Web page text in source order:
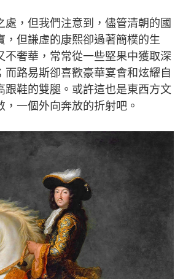
處，但我們注意到，儘管清朝的國
，但謙虛的康熙卻過著簡樸的生
不奢華，常常從一些堅果中獲取深
而路易斯卻喜歡豪華宴會和炫耀自
跟鞋的雙腿。或許這也是東西方文
一個外向奔放的折射吧。